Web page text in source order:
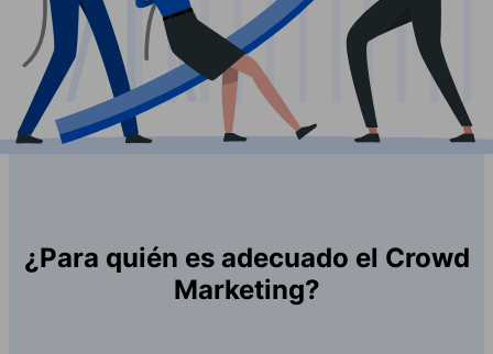
¿Para quién es adecuado el Crowd
Marketing?